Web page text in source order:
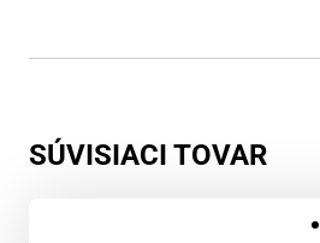
SÚVISIACI TOVAR